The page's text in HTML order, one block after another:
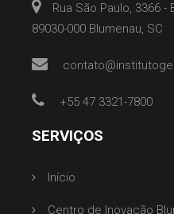
Rua São Paulo, 3366 -
89030-000 Blumenau, SC
+55 47 3321-7800
SERVIÇOS
Início
Centro de Inovação